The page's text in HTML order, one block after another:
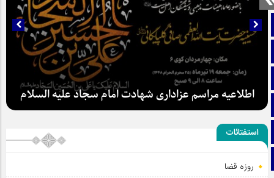
صفحه نخست
آپارات
اینستاگرام
اطلاعیه مراسم عزاداری شهادت امام سجاد علیه السلام
استفتائات
روزه قضا